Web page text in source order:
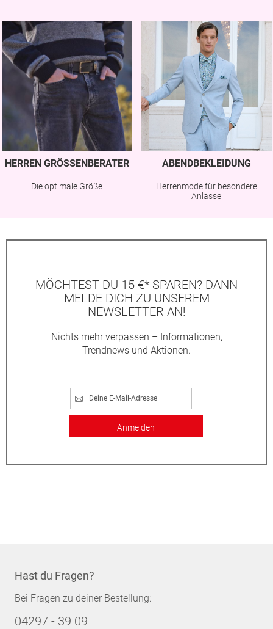
HERREN GRÖSSENBERATER
Die optimale Größe
ABENDBEKLEIDUNG
Herrenmode für besondere
Anlässe
MÖCHTEST DU 15 €* SPAREN? DANN
MELDE DICH ZU UNSEREM
NEWSLETTER AN!
Nichts mehr verpassen – Informationen,
Trendnews und Aktionen.
Anmelden
Hast du Fragen?
Bei Fragen zu deiner Bestellung:
04297 - 39 09